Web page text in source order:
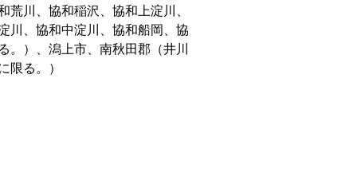
荒川、協和稲沢、協和上淀川、
川、協和中淀川、協和船岡、協
。）、潟上市、南秋田郡（井川
限る。）